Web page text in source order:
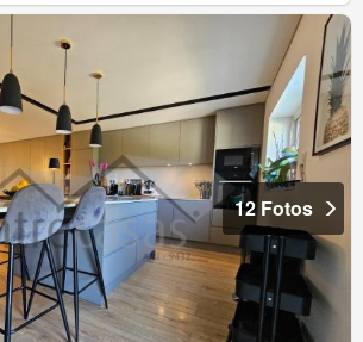
12 Fotos